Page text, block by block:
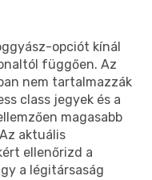
opciót kínál
függően. Az
nem tartalmazzák
class jegyek és a
magasabb
aktuális
ellenőrizd a
a légitársaság